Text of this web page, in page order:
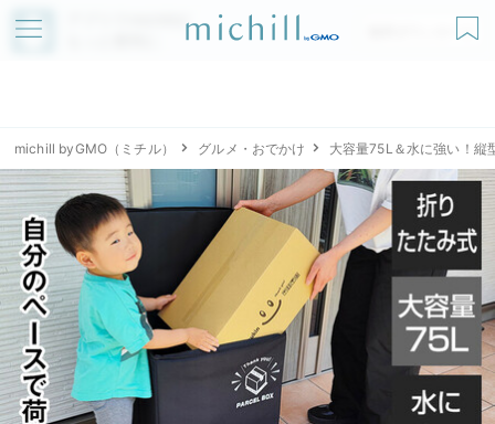
アプリでmichillが
無料ダウンロード
michill byGMO（ミチル） グルメ・おでかけ 大容量75L＆水に強い！縦